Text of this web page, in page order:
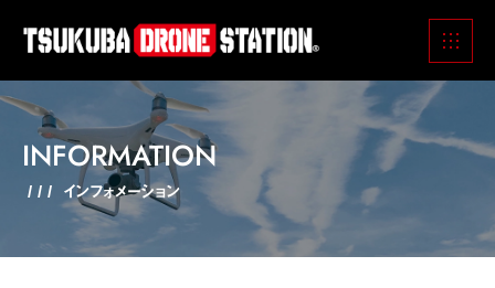
INFORMATION
インフォメーション